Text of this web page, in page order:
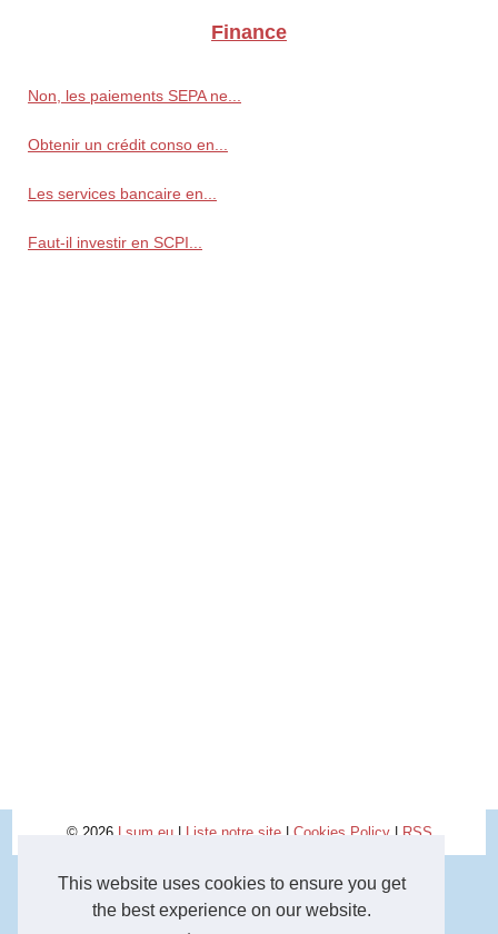
This website uses cookies to ensure you get
the best experience on our website.
Finance
Non, les paiements SEPA ne...
Obtenir un crédit conso en...
Les services bancaire en...
Faut-il investir en SCPI...
© 2026 Lsum.eu| Liste notre site| Cookies Policy| RSS